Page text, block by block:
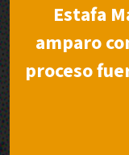
Estafa
amparo
proceso